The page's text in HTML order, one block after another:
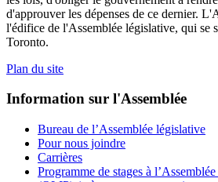
d'approuver les dépenses de ce dernier.
l'édifice de l'Assemblée législative, qui se
Toronto.
Plan du site
Information sur l'Assemblée
Bureau de l’Assemblée législative
Pour nous joindre
Carrières
Programme de stages à